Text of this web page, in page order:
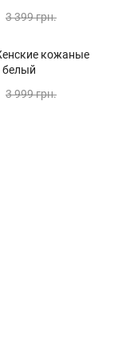
3 399 грн.
кожаные
белый
3 999 грн.